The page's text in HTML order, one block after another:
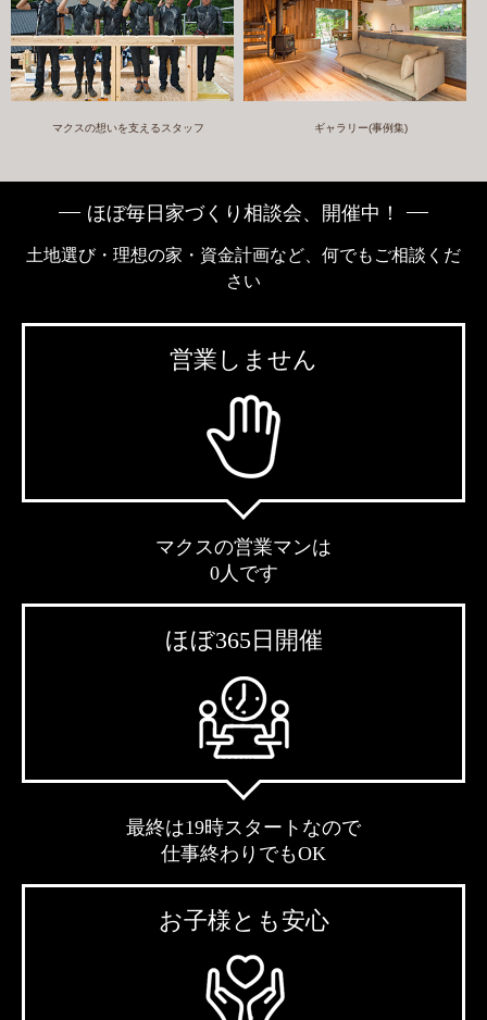
マクスの想いを支えるスタッフ ギャラリー(事例集)
ほぼ毎日家づくり相談会、開催中！
土地選び・理想の家・資金計画など、何でもご相談くだ
さい
営業しません
マクスの営業マンは
0人です
ほぼ365日開催
最終は19時スタートなので
仕事終わりでもOK
お子様とも安心